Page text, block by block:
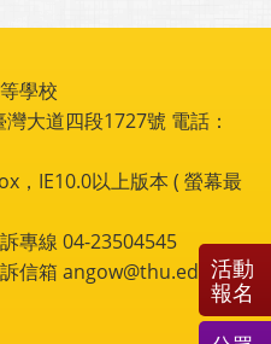
學校
大道四段1727號 電話：
，IE10.0以上版本 ( 螢幕最
專線 04-23504545
信箱 angow@thu.edu.tw
活動
報名